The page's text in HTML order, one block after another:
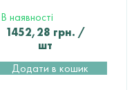
В наявності
1452,28 грн. /
шт
Додати в кошик